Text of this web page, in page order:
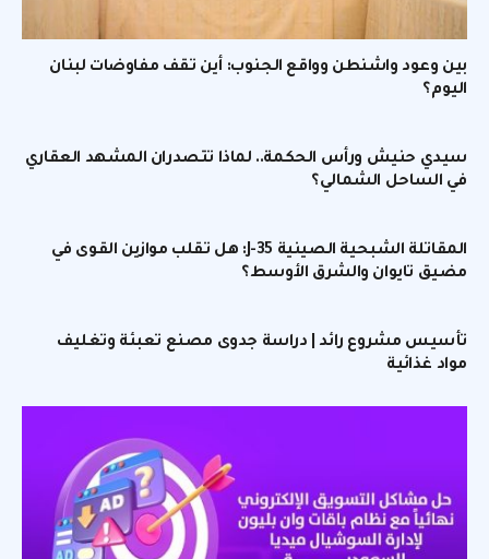
بين وعود واشنطن وواقع الجنوب: أين تقف مفاوضات لبنان
اليوم؟
سيدي حنيش ورأس الحكمة.. لماذا تتصدران المشهد العقاري
في الساحل الشمالي؟
المقاتلة الشبحية الصينية J-35: هل تقلب موازين القوى في
مضيق تايوان والشرق الأوسط؟
تأسيس مشروع رائد | دراسة جدوى مصنع تعبئة وتغليف
مواد غذائية